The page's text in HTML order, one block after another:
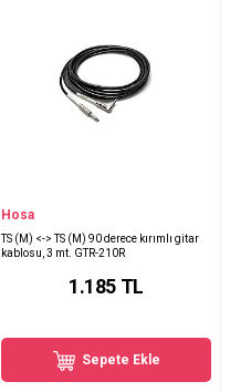
Hosa
TS (M) <-> TS (M) 90 derece kırımlı gitar
kablosu, 3 mt. GTR-210R
1.185 TL
Sepete Ekle